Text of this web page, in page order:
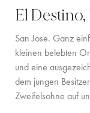
ÜBER UNS
ÜBER UNS
VILLA-BESITZER
El
San Jose. Ganz
kleinen belebten
und eine
dem jungen
Zweifelsohne auf